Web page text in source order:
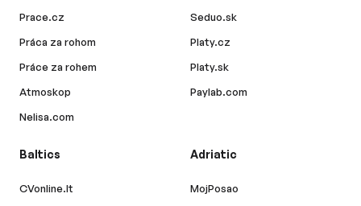
Prace.cz
Práca za rohom
Práce za rohem
Atmoskop
Nelisa.com
Seduo.sk
Platy.cz
Platy.sk
Paylab.com
Baltics
CVonline.lt
Adriatic
MojPosao